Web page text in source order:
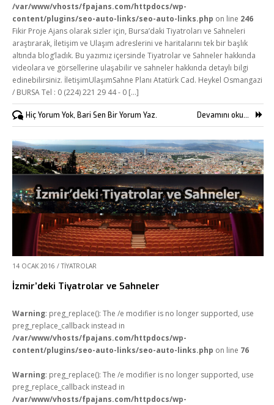
/var/www/vhosts/fpajans.com/httpdocs/wp-
content/plugins/seo-auto-links/seo-auto-links.php on line 246
Fikir Proje Ajans olarak sizler için, Bursa’daki Tiyatroları ve Sahneleri
araştırarak, İletişim ve Ulaşım adreslerini ve haritalarını tek bir başlık
altında blog’ladık. Bu yazımız içersinde Tiyatrolar ve Sahneler hakkında
videolara ve görsellerine ulaşabilir ve sahneler hakkında detaylı bilgi
edinebilirsiniz. İletişimUlaşımSahne Planı Atatürk Cad. Heykel Osmangazi
/ BURSA Tel : 0 (224) 221 29 44 - 0 [...]
Hiç Yorum Yok, Bari Sen Bir Yorum Yaz. Devamını oku...
14 OCAK 2016 /TIYATROLAR
İzmir’deki Tiyatrolar ve Sahneler
Warning: preg_replace(): The /e modifier is no longer supported, use
preg_replace_callback instead in
/var/www/vhosts/fpajans.com/httpdocs/wp-
content/plugins/seo-auto-links/seo-auto-links.php on line 76
Warning: preg_replace(): The /e modifier is no longer supported, use
preg_replace_callback instead in
/var/www/vhosts/fpajans.com/httpdocs/wp-